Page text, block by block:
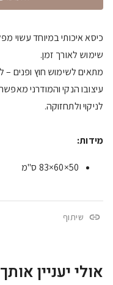
כיסא איכותי במיוחד עשוי
שימוש לאורך זמן.
מתאים לשימוש חוץ ופנים –
עיצובו הנקי והמודרני
לניקוי ולתחזוקה.
מידות:
50×60×83 ס"מ
שיתוף
אולי יעניין אותך